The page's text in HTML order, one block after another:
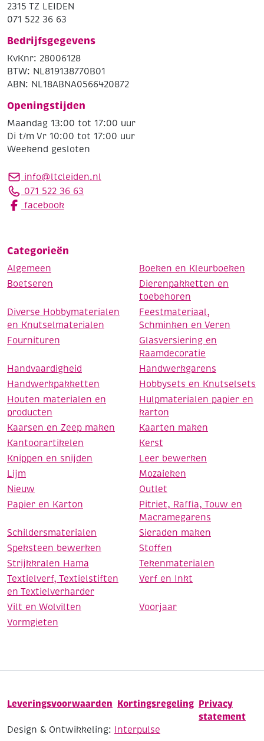
2315 TZ LEIDEN
071 522 36 63
Bedrijfsgegevens
KvKnr: 28006128
BTW: NL819138770B01
ABN: NL18ABNA0566420872
Openingstijden
Maandag 13:00 tot 17:00 uur
Di t/m Vr 10:00 tot 17:00 uur
Weekend gesloten
info@ltcleiden.nl
071 522 36 63
facebook
Categorieën
Algemeen
Boeken en Kleurboeken
Boetseren
Dierenpakketten en
toebehoren
Diverse Hobbymaterialen
en Knutselmaterialen
Feestmateriaal,
Schminken en Veren
Fournituren
Glasversiering en
Raamdecoratie
Handvaardigheid
Handwerkgarens
Handwerkpakketten
Hobbysets en Knutselsets
Houten materialen en
producten
Hulpmaterialen papier en
karton
Kaarsen en Zeep maken
Kaarten maken
Kantoorartikelen
Kerst
Knippen en snijden
Leer bewerken
Lijm
Mozaieken
Nieuw
Outlet
Papier en Karton
Pitriet, Raffia, Touw en
Macramegarens
Schildersmaterialen
Sieraden maken
Speksteen bewerken
Stoffen
Strijkkralen Hama
Tekenmaterialen
Textielverf, Textielstiften
en Textielverharder
Verf en Inkt
Vilt en Wolvilten
Voorjaar
Vormgieten
Leveringsvoorwaarden Kortingsregeling Privacy
statement
Design & Ontwikkeling: Interpulse